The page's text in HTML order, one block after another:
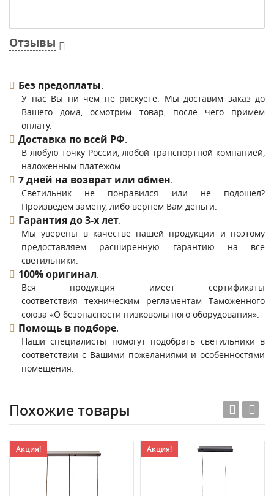
Отзывы
Без предоплаты.
У нас Вы ни чем не рискуете. Мы доставим заказ до
Вашего дома, осмотрим товар, после чего примем
оплату.
Доставка по всей РФ.
В любую точку России, любой транспортной компанией,
наложенным платежом.
7 дней на возврат или обмен.
Светильник не понравился или не подошел?
Произведем замену, либо вернем Вам деньги.
Гарантия до 3-х лет.
Мы уверены в качестве нашей продукции и поэтому
предоставляем расширенную гарантию на все
светильники.
100% оригинал.
Вся продукция имеет сертификаты
соответствия техническим регламентам Таможенного
союза «О безопасности низковольтного оборудования».
Помощь в подборе.
Наши специалисты помогут подобрать светильники в
соответствии с Вашими пожеланиями и особенностями
помещения.
Похожие товары
Акция! Акция!